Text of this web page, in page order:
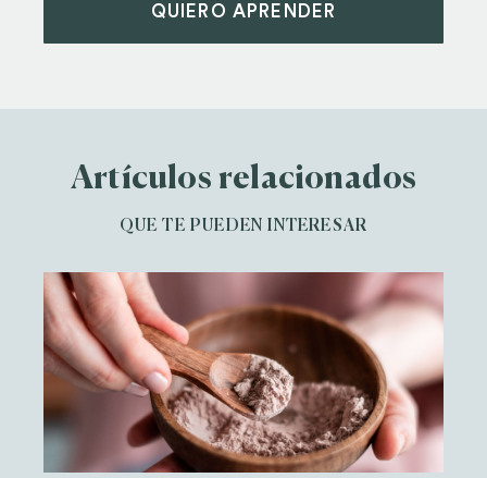
QUIERO APRENDER
Artículos relacionados
QUE TE PUEDEN INTERESAR